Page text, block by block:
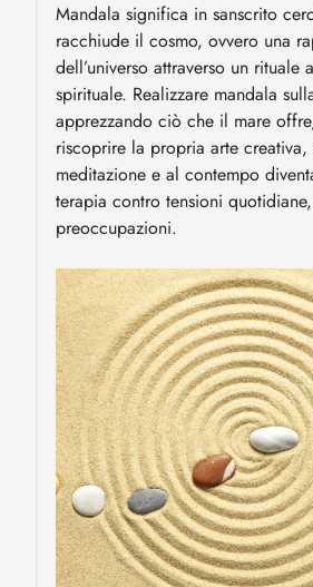
Mandala significa in sanscrito
racchiude il cosmo, ovvero una
dell’universo attraverso un rituale
spirituale. Realizzare mandala
apprezzando ciò che il mare
riscoprire la propria arte
meditazione e al contempo
terapia contro tensioni
preoccupazioni.